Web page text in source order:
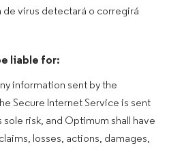
virus detectará o corregirá
liable for:
information sent by the
Secure Internet Service is sent
sole risk, and Optimum shall have
losses, actions, damages,